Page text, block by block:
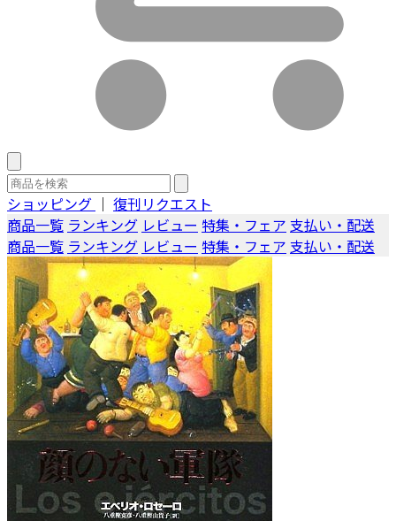
ショッピング ｜ 復刊リクエスト
商品一覧 ランキング レビュー 特集・フェア 支払い・配送
商品一覧 ランキング レビュー 特集・フェア 支払い・配送